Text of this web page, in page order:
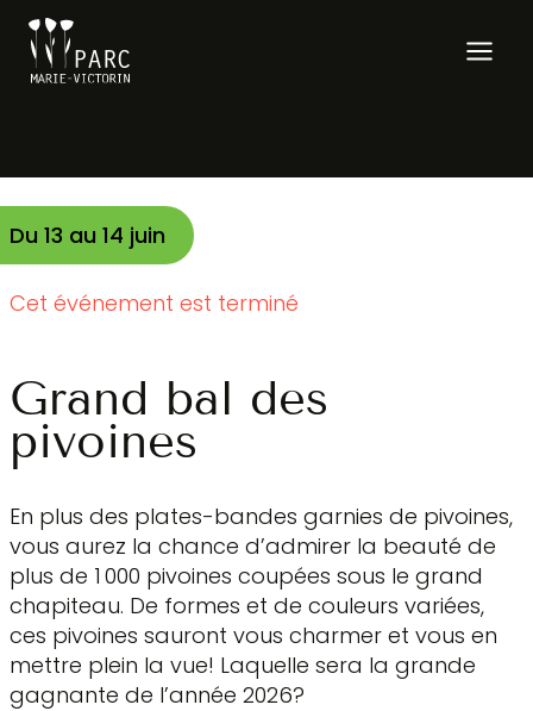
Aller
contenu
Du 13 au 14 juin
Cet événement est terminé
Grand bal des
pivoines
En plus des plates-bandes garnies de pivoines,
vous aurez la chance d’admirer la beauté de
plus de 1 000 pivoines coupées sous le grand
chapiteau. De formes et de couleurs variées,
ces pivoines sauront vous charmer et vous en
mettre plein la vue! Laquelle sera la grande
gagnante de l’année 2026?